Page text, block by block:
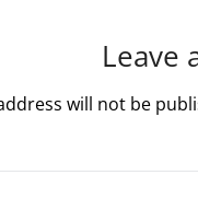
Leave
will not be